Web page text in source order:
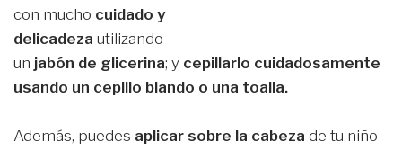
con mucho cuidado y
delicadeza utilizando
un jabón de glicerina; y cepillarlo cuidadosamente
usando un cepillo blando o una toalla.
Además, puedes aplicar sobre la cabeza de tu niño